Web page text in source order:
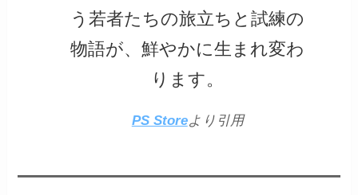
う若者たちの旅立ちと試練の
物語が、鮮やかに生まれ変わ
ります。
PS Storeより引用